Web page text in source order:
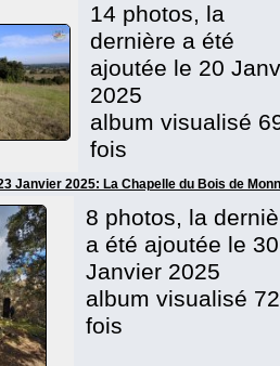
14 photos, la
dernière a été
ajoutée le 20
2025
album visualisé
fois
Janvier 2025: La Chapelle du Bois de
8 photos, la
a été ajoutée le 30
Janvier 2025
album visualisé 72
fois